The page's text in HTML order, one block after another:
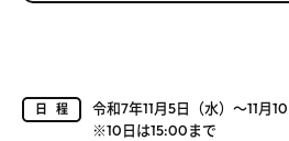
日程
令和7年11月5日（水）～11月
※10日は15:00まで